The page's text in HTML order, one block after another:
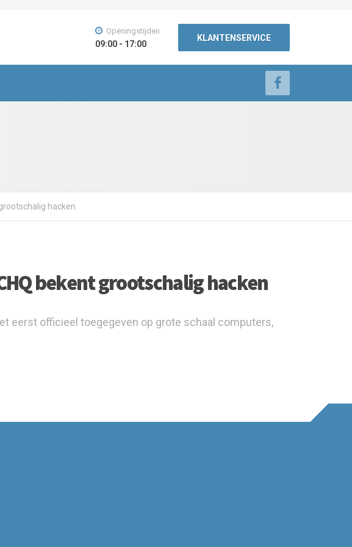
Openingstijden
09:00 - 17:00
KLANTENSERVICE
hacken
bekent grootschalig hacken
eerst officieel toegegeven op grote schaal computers,